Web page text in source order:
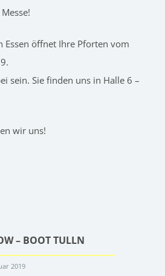
Essen öffnet Ihre Pforten vom
sein. Sie finden uns in Halle 6 –
wir uns!
– BOOT TULLN
2019